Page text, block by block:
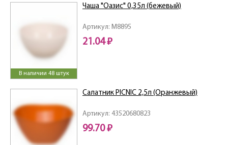
В наличии 48 штук
Артикул: M8895
Чаша "Оазис" 0,35л (бежевый)
21.04 ₽
Артикул: 43520680823
Салатник PICNIC 2,5л (Оранжевый)
99.70 ₽